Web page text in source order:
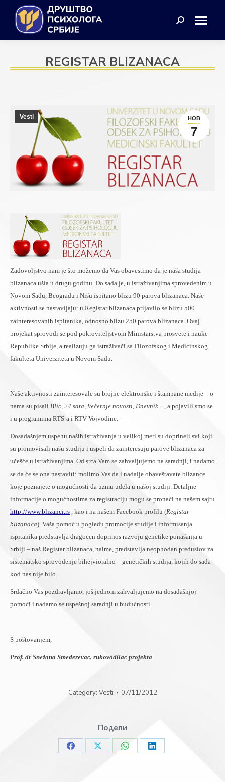
Search:
REGISTAR BLIZANACA
НОВ
7
Vesti
Zadovoljstvo nam je što možemo da Vas obavestimo da je naša studija
blizanaca ušla u drugu godinu. Do sada je, u istraživanjima sprovedenim u
Novom Sadu, Beogradu i Nišu ispitano blizu 90 parova blizanaca. Naše
aktivnosti se nastavljaju: u Registar blizanaca prijavilo se blizu 500
zainteresovanih ispitanika, odnosno blizu 250 parova blizanaca. Ovaj
projekat sprovodi se pod pokroviteljstvom Ministarstva prosvete i nauke
Republike Srbije, a realizuju ga istraživači sa Filozofskog i Medicinskog
fakulteta Univerziteta u Novom Sadu.
Naše aktivnosti zainteresovale su brojne elektronske i štampane medije – o
nama su pisali Blic, 24 sata, Večernje novosti, Dnevnik…
, a pojavili smo se
i u programima RTS-a i RTV Vojvodine.
Dosadašnjem uspehu naših istraživanja u velikoj meri su doprineli svi koji
su promovisali našu studiju i uspeli da zainteresuju parove blizanaca za
učešće u istraživanjima. Od srca Vam se zahvaljujemo na saradnji, i nadamo
se da će se ona nastaviti: molimo Vas da i nadalje obaveštavate blizance
koje poznajete o mogućnosti da uzmu udela u našoj studiji. Detaljne
informacije o mogućnostima za registraciju mogu se pronaći na našem sajtu
http://www.blizanci.rs , kao i na našem Facebook profilu (Registar
blizanaca). Vaša pomoć u pogledu promocije studije i informisanja
ispitanika predstavlja dragocen doprinos razvoju genetike ponašanja u
Srbiji – naš Registar blizanaca, naime, predstavlja neophodan preduslov za
sistematsko sprovođenje bihejvioralno – genetičkih studija, kojih do sada
kod nas nije bilo.
Srdačno Vas pozdravljamo, još jednom zahvaljujemo na dosadašnjoj
pomoći i nadamo se uspešnoj saradnji u budućnosti.
S poštovanjem,
Prof. dr Snežana Smederevac, rukovodilac projekta
Category: Vesti 07/11/2012
Подели
Share
Share
Share
Share